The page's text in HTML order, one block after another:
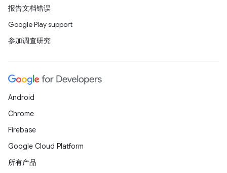
报告文档错误
Google Play support
参加调查研究
Android
Chrome
Firebase
Google Cloud Platform
所有产品